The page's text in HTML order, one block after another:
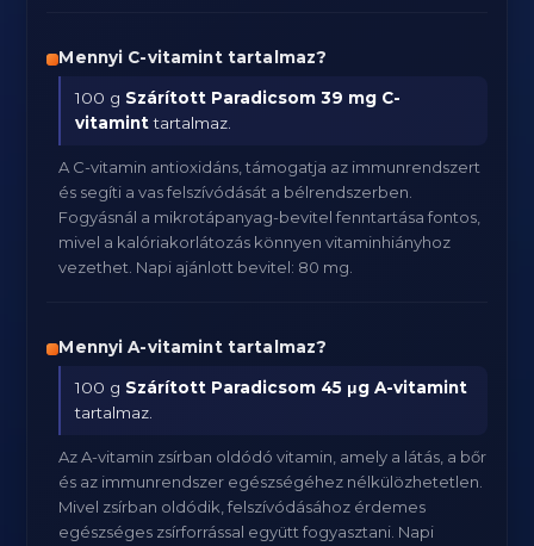
Mennyi C-vitamint tartalmaz?
100 g Szárított Paradicsom 39 mg C-
vitaminttartalmaz.
A C-vitamin antioxidáns, támogatja az immunrendszert
és segíti a vas felszívódását a bélrendszerben.
Fogyásnál a mikrotápanyag-bevitel fenntartása fontos,
mivel a kalóriakorlátozás könnyen vitaminhiányhoz
vezethet. Napi ajánlott bevitel: 80 mg.
Mennyi A-vitamint tartalmaz?
100 g Szárított Paradicsom 45 μg A-vitamint
tartalmaz.
Az A-vitamin zsírban oldódó vitamin, amely a látás, a bőr
és az immunrendszer egészségéhez nélkülözhetetlen.
Mivel zsírban oldódik, felszívódásához érdemes
egészséges zsírforrással együtt fogyasztani. Napi